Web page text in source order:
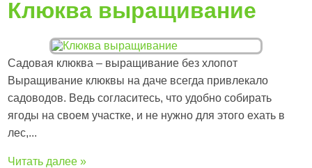
Клюква выращивание
Садовая клюква – выращивание без хлопот
Выращивание клюквы на даче всегда привлекало
садоводов. Ведь согласитесь, что удобно собирать
ягоды на своем участке, и не нужно для этого ехать в
лес,...
Читать далее »